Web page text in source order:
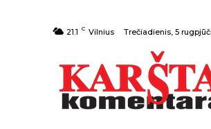
21.1 C Vilnius Trečiadienis, 5